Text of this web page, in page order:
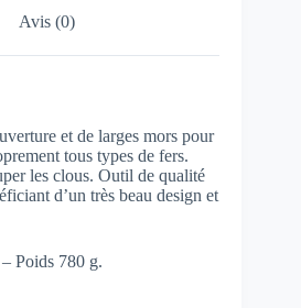
Avis (0)
et de larges mors pour
tous types de fers.
les clous. Outil de qualité
d’un très beau design et
Poids 780 g.